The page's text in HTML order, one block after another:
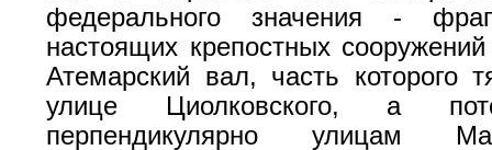
федерального значения -
настоящих крепостных
Атемарский вал, часть которого
улице Циолковского, а
перпендикулярно улицам